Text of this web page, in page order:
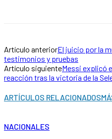
Artículo anteriorEl juicio por la
testimonios y pruebas
Artículo siguienteMessi explicó
reacción tras la victoria de la
ARTÍCULOS RELACIONADOS
NACIONALES